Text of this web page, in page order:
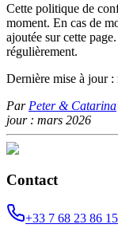
Cette politique de
moment. En cas de
ajoutée sur cette
régulièrement.
Dernière mise à jour :
Par Peter & Catarina
jour : mars 2026
Contact
+33 7 68 23 86 15